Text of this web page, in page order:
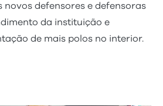
novos defensores e defensoras
da instituição e
de mais polos no interior.